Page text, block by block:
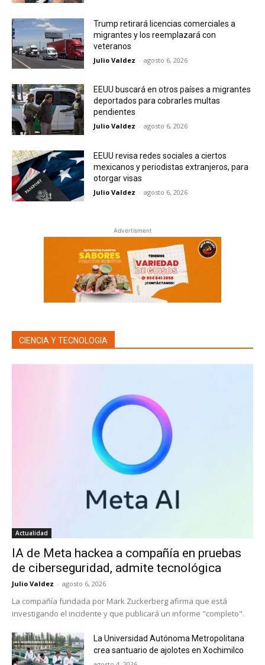
Trump retirará licencias comerciales a
migrantes y los reemplazará con
veteranos
Julio Valdez - agosto 6, 2026
EEUU buscará en otros países a migrantes
deportados para cobrarles multas
pendientes
Julio Valdez - agosto 6, 2026
EEUU revisa redes sociales a ciertos
mexicanos y periodistas extranjeros, para
otorgar visas
Julio Valdez - agosto 6, 2026
Advertisment
CIENCIA Y TECNOLOGIA
Actualidad
IA de Meta hackea a compañía en pruebas
de ciberseguridad, admite tecnológica
Julio Valdez - agosto 6, 2026
La compañía fundada por Mark Zuckerberg afirma que está
investigando el incidente y que publicará un informe "completo".
La Universidad Autónoma Metropolitana
crea santuario de ajolotes en Xochimilco